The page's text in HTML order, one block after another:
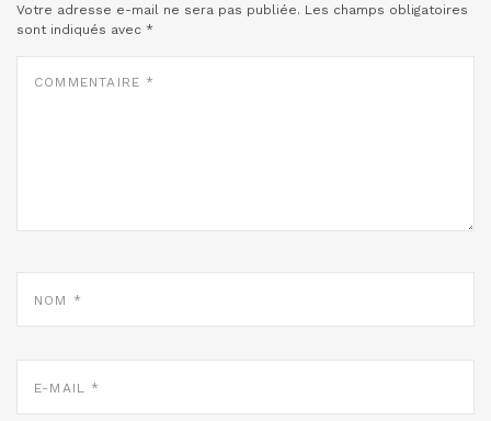
Votre adresse e-mail ne sera pas publiée. Les champs obligatoires
sont indiqués avec *
MAIL